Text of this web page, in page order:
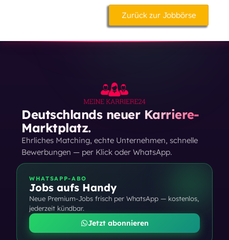
Zurück zur Jobbörse
Deutschlands neuer Karriere-
Marktplatz.
Ehrliches Matching, echte Unternehmen, schnelle
Bewerbungen — per Klick oder WhatsApp.
WHATSAPP-ABO
Jobs aufs Handy
Neue Premium-Jobs frisch per WhatsApp — kostenlos,
jederzeit kündbar.
Jetzt abonnieren